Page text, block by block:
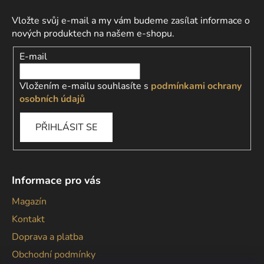
Vložte svůj e-mail a my vám budeme zasílat informace o
nových produktech na našem e-shopu.
E-mail
Vložením e-mailu souhlasíte s podmínkami ochrany
osobních údajů
PŘIHLÁSIT SE
Informace pro vás
Magazín
Kontakt
Doprava a platba
Obchodní podmínky